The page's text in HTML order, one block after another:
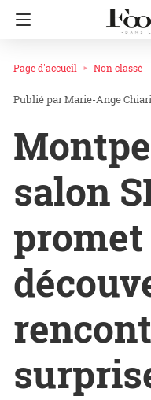
Page d'accueil Non classé
Marie-Ange Chiari
salon
promet